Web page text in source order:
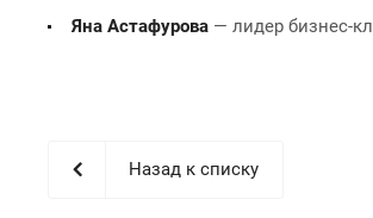
Яна Астафурова — лидер бизнес-
Назад к списку